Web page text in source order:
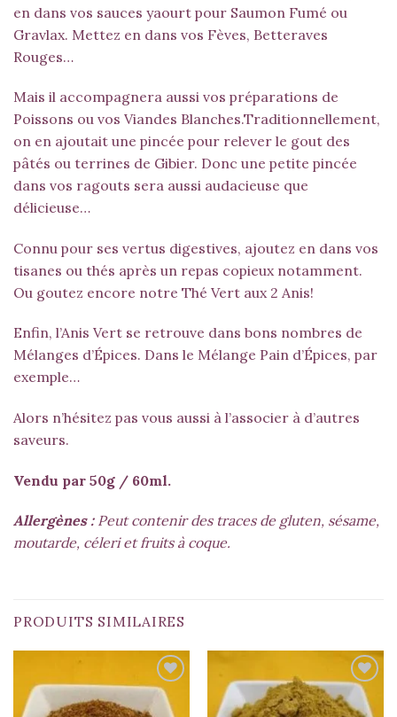
en dans vos sauces yaourt pour Saumon Fumé ou
Gravlax. Mettez en dans vos Fèves, Betteraves
Rouges…
Mais il accompagnera aussi vos préparations de
Poissons ou vos Viandes Blanches.Traditionnellement,
on en ajoutait une pincée pour relever le gout des
pâtés ou terrines de Gibier. Donc une petite pincée
dans vos ragouts sera aussi audacieuse que
délicieuse…
Connu pour ses vertus digestives, ajoutez en dans vos
tisanes ou thés après un repas copieux notamment.
Ou goutez encore notre Thé Vert aux 2 Anis!
Enfin, l’Anis Vert se retrouve dans bons nombres de
Mélanges d’Épices. Dans le Mélange Pain d’Épices, par
exemple…
Alors n’hésitez pas vous aussi à l’associer à d’autres
saveurs.
Vendu par 50g / 60ml.
Allergènes :Peut contenir des traces de gluten, sésame,
moutarde, céleri et fruits à coque.
PRODUITS SIMILAIRES